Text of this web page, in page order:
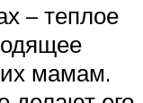
– теплое
мамам.